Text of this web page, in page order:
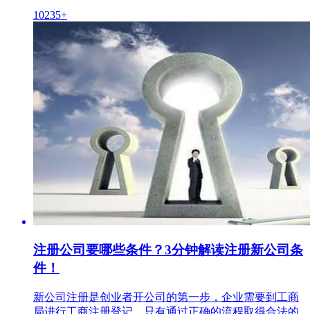
10235+
注册公司要哪些条件？3分钟解读注册新公司条
件！
新公司注册是创业者开公司的第一步，企业需要到工商
局进行工商注册登记，只有通过正确的流程取得合法的